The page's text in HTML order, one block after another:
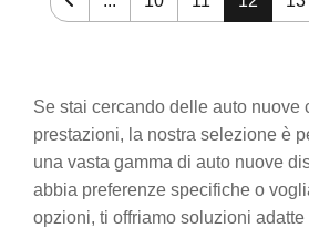
Se stai cercando delle auto nuove
prestazioni, la nostra selezione è
una vasta gamma di auto nuove
abbia preferenze specifiche o
opzioni, ti offriamo soluzioni